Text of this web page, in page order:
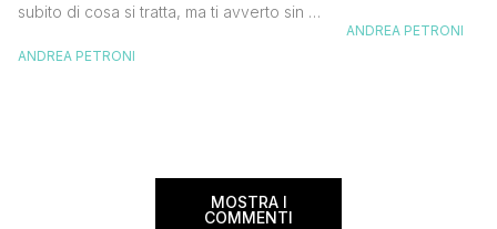
subito di cosa si tratta, ma ti avverto sin da
tantissimo perché ti permetterà di
ANDREA PETRONI
meravigliosi del
ANDREA PETRONI
MOSTRA I
COMMENTI